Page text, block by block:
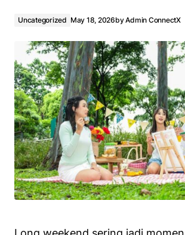
Uncategorized May 18, 2026byAdmin ConnectX